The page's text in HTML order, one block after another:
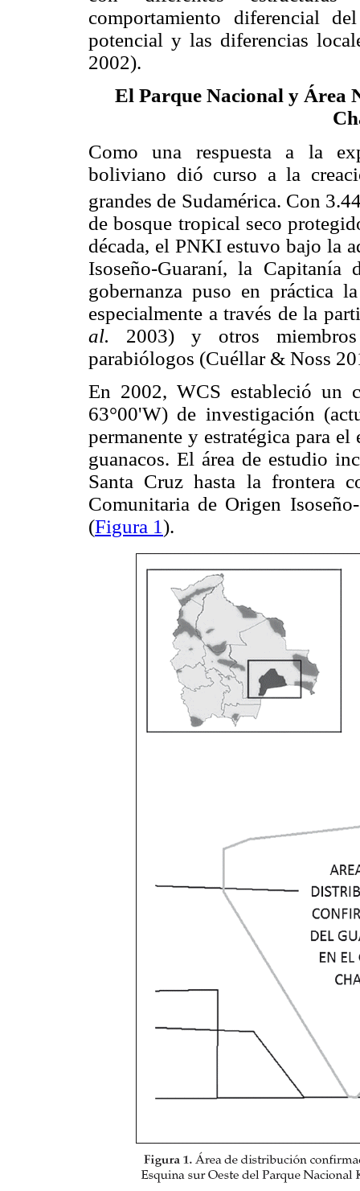
comportamiento diferencial
potencial y las diferencias
2002).
El Parque Nacional y Área
Como una respuesta a la
boliviano dió curso a la
grandes de Sudamérica. Con
de bosque tropical seco
década, el PNKI estuvo bajo la
Isoseño-Guaraní, la
gobernanza puso en práctica
especialmente a través de la
al. 2003) y otros
parabiólogos (Cuéllar & Noss
En 2002, WCS estableció un
63°00'W) de investigación
permanente y estratégica para
guanacos. El área de estudio
Santa Cruz hasta la frontera
Comunitaria de Origen
(Figura 1).